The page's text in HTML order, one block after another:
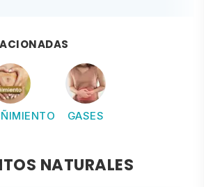
GASES
NATURALES